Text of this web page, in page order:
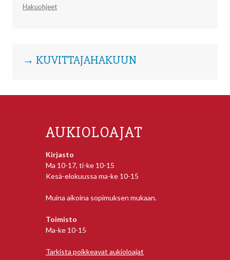
Hakuohjeet
→ KUVITTAJAHAKUUN
AUKIOLOAJAT
Kirjasto
Ma 10-17, ti-ke 10-15
Kesä-elokuussa ma-ke 10-15
Muina aikoina sopimuksen mukaan.
Toimisto
Ma-ke 10-15
Tarkista poikkeavat aukioloajat